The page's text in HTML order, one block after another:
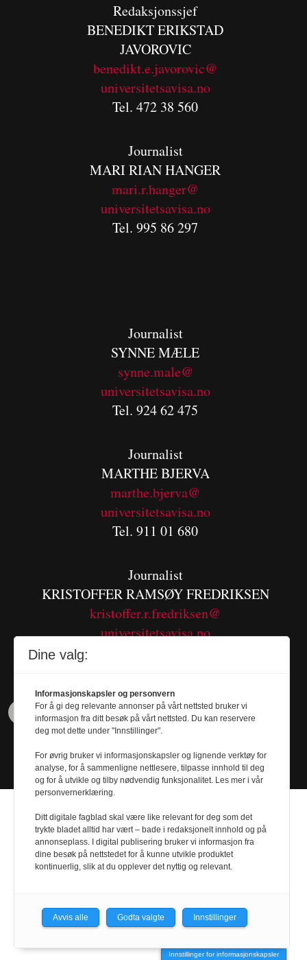
Redaksjonssjef
BENEDIKTERIKSTAD
JAVOROVIC
benedikt.e.javorovic@
universitetsavisa.no
Tel. 472 38 560
Journalist
MARI RIAN HANGER
mari.r.hanger@
universitetsavisa.no
Tel. 995 86 297
Journalist
SYNNE MÆLE
synne.male@
universitetsavisa.no
Tel. 924 62 475
Journalist
MARTHE BJERVA
marthe.bjerva@
universitetsavisa.no
Tel. 911 01 680
Journalist
KRISTOFFER RAMSØY FREDRIKSEN
kristoffer.r.fredriksen@
universitetsavisa.no
Design byNordström Design- Powered by
Innstillinger for informasjonskapsler
Dine valg:
Informasjonskapsler og personvern
For å gi deg relevante annonser på vårt nettsted bruker vi
informasjon fra ditt besøk på vårt nettsted. Du kan reservere
deg mot dette under "Innstillinger".
For øvrig bruker vi informasjonskapsler og lignende verktøy for
analyse, for å sammenligne nettlesere, tilpasse innhold til deg
og for å utvikle og tilby nødvendig funksjonalitet. Les mer i vår
personvernerklæring.
Ditt digitale fagblad skal være like relevant for deg som det
trykte bladet alltid har vært – bade i redaksjonelt innhold og på
annonseplass. I digital publisering bruker vi informasjon fra
dine besøk på nettstedet for å kunne utvikle produktet
kontinuerlig, slik at du opplever det nyttig og relevant.
Avvis alle Godta valgte Innstillinger